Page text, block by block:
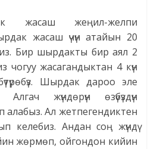
жасаш жеңил-желпи
жасаш үчүн атайын 20
Бир шырдакты бир аял 2
чогуу жасагандыктан 4 күн
Шырдак дароо эле
жүндөрүн өзүбүздүн
Ал жетпегендиктен
келебиз. Андан соң жүндү
жөрмөп, ойгондон кийин